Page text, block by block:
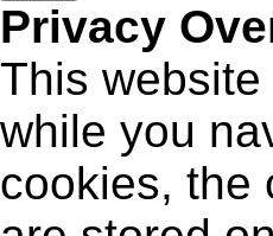
Privacy
This
while you
cookies, the